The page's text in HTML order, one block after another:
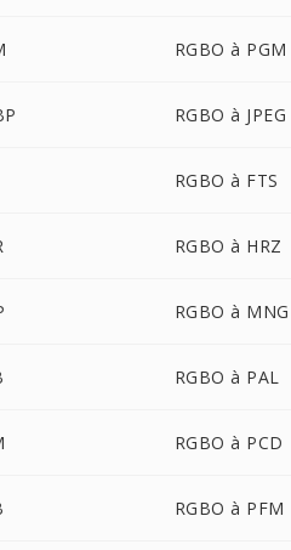
RGBO à PGM
RGBO à JPEG
RGBO à FTS
RGBO à HRZ
RGBO à MNG
RGBO à PAL
RGBO à PCD
RGBO à PFM